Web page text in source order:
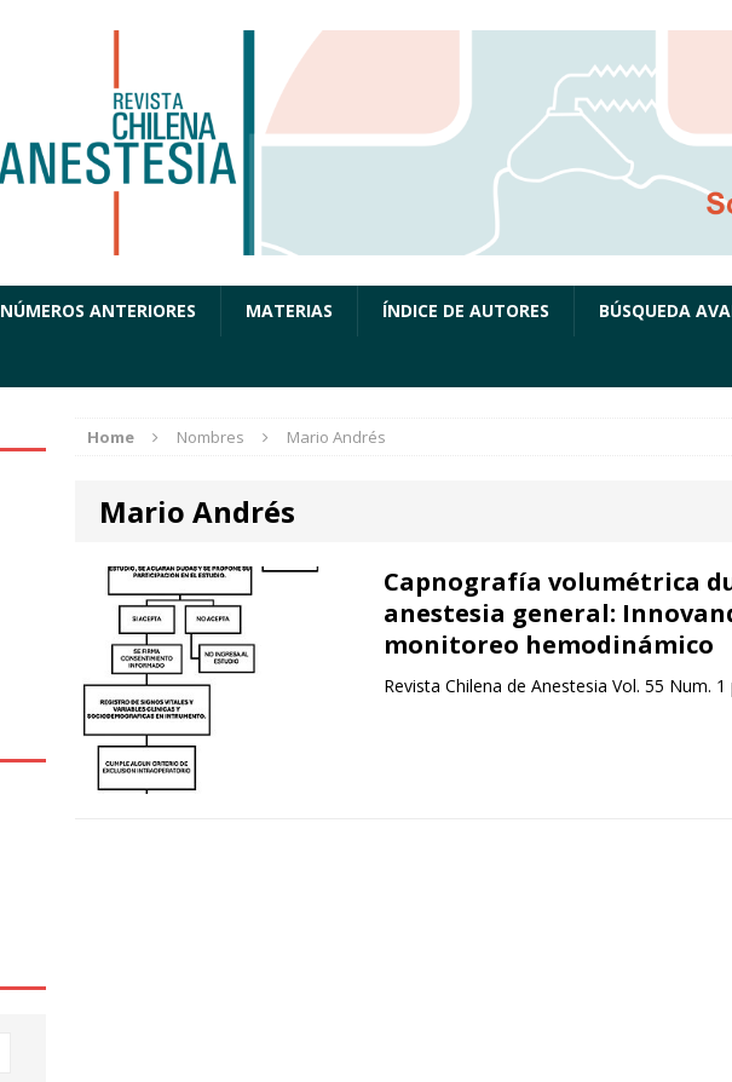
NÚMEROS ANTERIORES MATERIAS ÍNDICE DE AUTORES BÚSQUEDA
Home Nombres Mario Andrés
Mario Andrés
Capnografía volumétrica
anestesia general:
monitoreo hemodinámico
Revista Chilena de Anestesia Vol. 55 Num. 1